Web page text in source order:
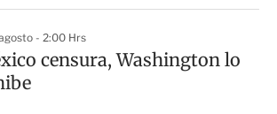
- 2:00 Hrs
censura, Washington lo